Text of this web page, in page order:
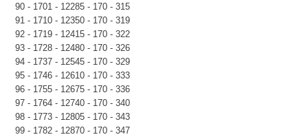
90 - 1701 - 12285 - 170 - 315
91 - 1710 - 12350 - 170 - 319
92 - 1719 - 12415 - 170 - 322
93 - 1728 - 12480 - 170 - 326
94 - 1737 - 12545 - 170 - 329
95 - 1746 - 12610 - 170 - 333
96 - 1755 - 12675 - 170 - 336
97 - 1764 - 12740 - 170 - 340
98 - 1773 - 12805 - 170 - 343
99 - 1782 - 12870 - 170 - 347